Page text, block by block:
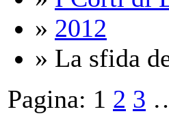
» 2012
» La sfida
Pagina: 1 2 3